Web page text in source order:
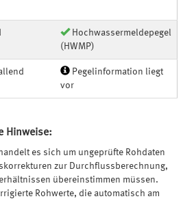
Hochwassermeldepegel
(HWMP)
Pegelinformation liegt
vor
Hinweise:
es sich um ungeprüfte Rohdaten
zur Durchflussberechnung,
übereinstimmen müssen.
Rohwerte, die automatisch am